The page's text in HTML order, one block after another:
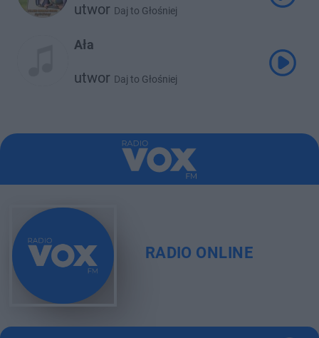
utwor Daj to Głośniej
Ała
utwor Daj to Głośniej
RADIO ONLINE